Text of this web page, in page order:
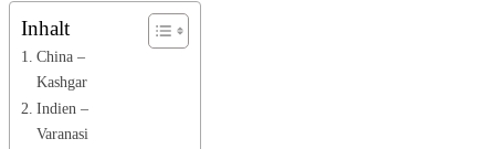
Inhalt
China –
Kashgar
Indien –
Varanasi